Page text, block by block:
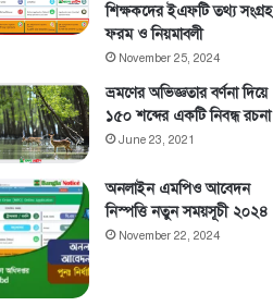
শিক্ষকদের ইএফটি তথ্য সংগ্রহ
ফরম ও নিয়মাবলী
November 25, 2024
ভ্রমণের অভিজ্ঞতার বর্ণনা দিয়ে
১৫০ শব্দের একটি নিবন্ধ রচনা
June 23, 2021
অনলাইন এমপিও আবেদন
নিস্পত্তি নতুন সময়সূচী ২০২৪
November 22, 2024